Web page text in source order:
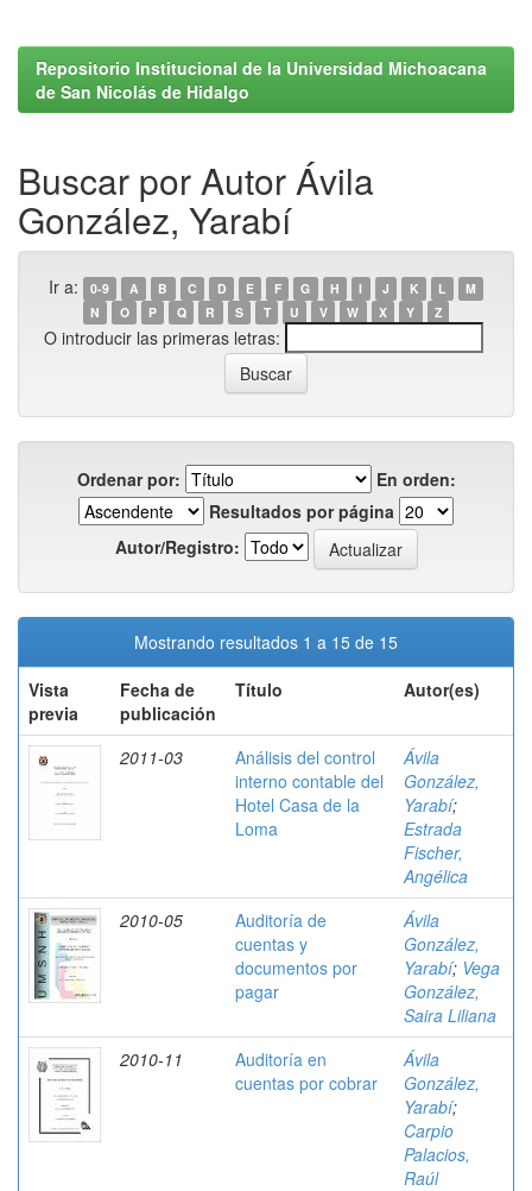
Repositorio Institucional de la Universidad Michoacana
de San Nicolás de Hidalgo
Buscar por Autor Ávila
González, Yarabí
Ir a: 0-9 A B C D E F G H I J K L
M
N
O P Q R S T U V W X Y Z
O introducir las primeras letras:
Ordenar por:
En orden:
Resultados por página
Autor/Registro:
Mostrando resultados 1 a 15 de 15
Vista
previa
Fecha de
publicación
Título Autor(es)
2011-03
Análisis del control
interno contable del
Hotel Casa de la
Loma
Ávila
González,
Yarabí;
Estrada
Fischer,
Angélica
2010-05
Auditoría de
cuentas y
documentos por
pagar
Ávila
González,
Yarabí; Vega
González,
Saira Liliana
2010-11
Auditoría en
cuentas por cobrar
Ávila
González,
Yarabí;
Carpio
Palacios,
Raúl